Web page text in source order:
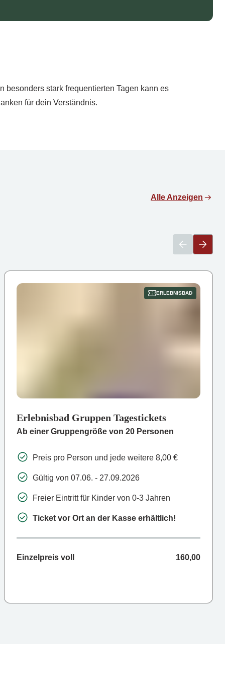
stark frequentierten Tagen kann es
für dein Verständnis.
Alle Anzeigen
ERLEBNISBAD
Erlebnisbad Gruppen Tagestickets
Ab einer Gruppengröße von 20 Personen
Preis pro Person und jede weitere 8,00 €
Gültig von 07.06. - 27.09.2026
Freier Eintritt für Kinder von 0-3 Jahren
Ticket vor Ort an der Kasse erhältlich!
Einzelpreis voll 160,00